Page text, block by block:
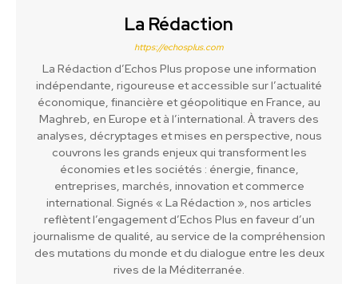
La Rédaction
https://echosplus.com
La Rédaction d’Echos Plus propose une information
indépendante, rigoureuse et accessible sur l’actualité
économique, financière et géopolitique en France, au
Maghreb, en Europe et à l’international. À travers des
analyses, décryptages et mises en perspective, nous
couvrons les grands enjeux qui transforment les
économies et les sociétés : énergie, finance,
entreprises, marchés, innovation et commerce
international. Signés « La Rédaction », nos articles
reflètent l’engagement d’Echos Plus en faveur d’un
journalisme de qualité, au service de la compréhension
des mutations du monde et du dialogue entre les deux
rives de la Méditerranée.